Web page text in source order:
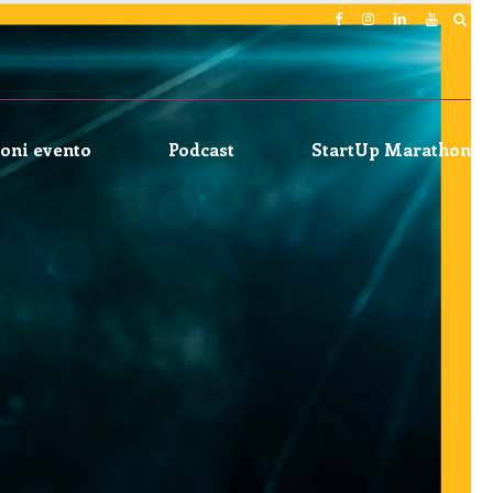
evento Podcast StartUp Marathon